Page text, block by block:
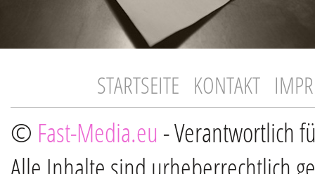
KONTAKT
STARTSEITE
© Fast-Media.eu - Verantwortlich